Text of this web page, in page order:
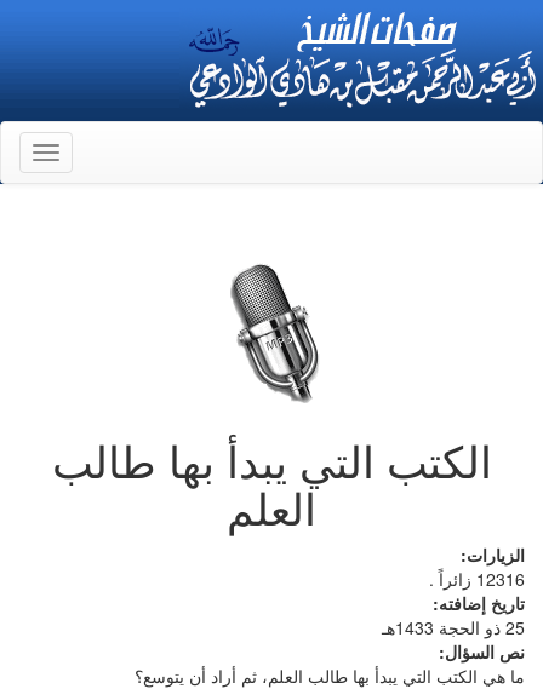
الكتب التي يبدأ بها طالب
العلم
الزيارات:
12316 زائراً .
تاريخ إضافته:
25 ذو الحجة 1433هـ
نص السؤال:
ما هي الكتب التي يبدأ بها طالب العلم، ثم أراد أن يتوسع؟